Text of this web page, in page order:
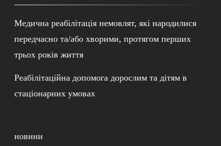
Медична реабілітація немовлят, які народилися
передчасно та/або хворими, протягом перших
трьох років життя
Реабілітаційна допомога дорослим та дітям в
стаціонарних умовах
новини